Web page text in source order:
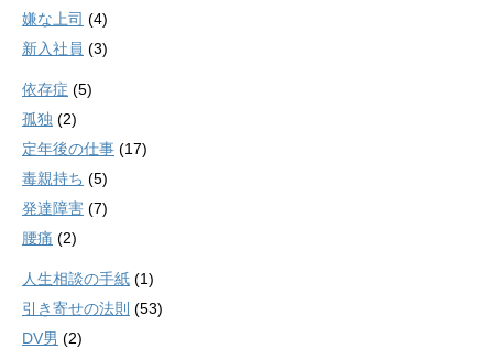
嫌な上司 (4)
新入社員 (3)
依存症 (5)
孤独 (2)
定年後の仕事 (17)
毒親持ち (5)
発達障害 (7)
腰痛 (2)
人生相談の手紙 (1)
引き寄せの法則 (53)
DV男 (2)